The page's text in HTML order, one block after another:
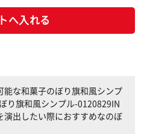
へ入れる
な和菓子のぼり旗和風シンプ
り旗和風シンプル-0120829IN
出したい際におすすめなのぼ